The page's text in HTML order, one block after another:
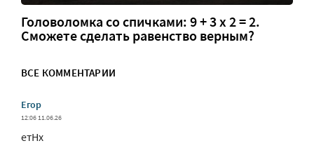
Головоломка со спичками: 9 + 3 х 2 = 2.
Сможете сделать равенство верным?
ВСЕ КОММЕНТАРИИ
Егор
12:06 11.06.26
етНх